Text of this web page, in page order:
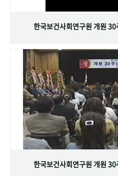
한국보건사회연구원 개원
한국보건사회연구원 개원